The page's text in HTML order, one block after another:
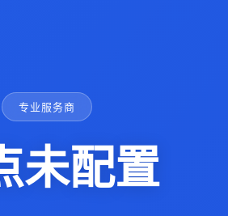
专业服务商
未配置